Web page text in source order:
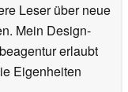
Leser über neue
Mein Design-
erlaubt
Eigenheiten